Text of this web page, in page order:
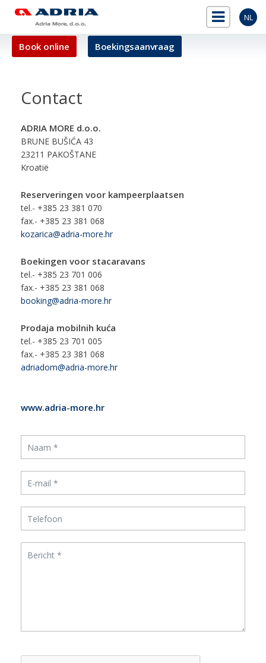
NL
Book online Boekingsaanvraag
Contact
ADRIA MORE d.o.o.
BRUNE BUŠIĆA 43
23211 PAKOŠTANE
Kroatië
Reserveringen voor kampeerplaatsen
tel.- +385 23 381 070
fax.- +385 23 381 068
kozarica@adria-more.hr
Boekingen voor stacaravans
tel.- +385 23 701 006
fax.- +385 23 381 068
booking@adria-more.hr
Prodaja mobilnih kuća
tel.- +385 23 701 005
fax.- +385 23 381 068
adriadom@adria-more.hr
www.adria-more.hr